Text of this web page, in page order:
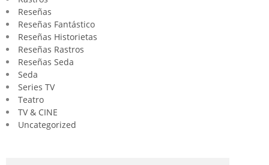
Reseñas
Reseñas Fantástico
Reseñas Historietas
Reseñas Rastros
Reseñas Seda
Seda
Series TV
Teatro
TV & CINE
Uncategorized